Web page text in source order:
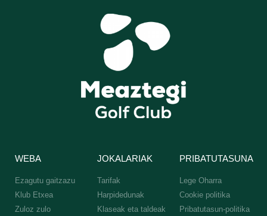
WEBA
Ezagutu gaitzazu
Klub Etxea
Zuloz zulo
JOKALARIAK
Tarifak
Harpidedunak
Klaseak eta taldeak
PRIBATUTASUNA
Lege Oharra
Cookie politika
Pribatutasun-politika